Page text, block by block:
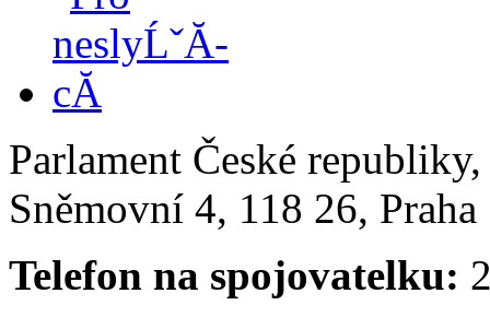
Parlament České
Sněmovní 4, 118 26,
Telefon na spojovatelku: